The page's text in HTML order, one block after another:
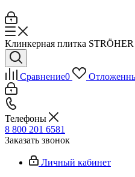
Клинкерная плитка
Сравнение0
Телефоны
8 800 201 6581
Заказать звонок
Личный кабинет